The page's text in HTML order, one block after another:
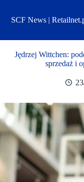
treściSCF News |
Jędrzej Wittchen:
sprzedaż i